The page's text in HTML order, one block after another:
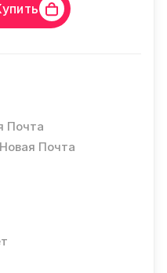
Почта
Почта